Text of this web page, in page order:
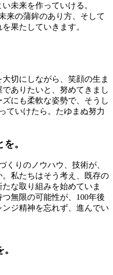
未来を作っていける。
来の蒲鉾のあり方、そして
果たしていきます。
切にしながら、笑顔の生ま
ありたいと、努めてきまし
にも柔軟な姿勢で、そうし
ていけたら。たゆまぬ努力
。
くりのノウハウ、技術が、
私たちはそう考え、既存の
な取り組みを始めていま
無限の可能性が、100年後
ジ精神を忘れず、進んでい